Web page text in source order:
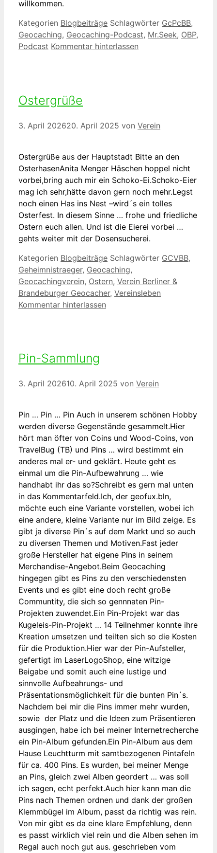
willkommen.
Kategorien Blogbeiträge Schlagwörter GcPcBB,
Geocaching, Geocaching-Podcast, Mr.Seek, OBP,
Podcast Kommentar hinterlassen
Ostergrüße
3. April 202620. April 2025 von Verein
Ostergrüße aus der Hauptstadt Bitte an den
OsterhasenAnita Menger Häschen hoppel nicht
vorbei,bring auch mir ein Schoko-Ei.Schoko-Eier
mag ich sehr,hätte davon gern noch mehr.Legst
noch einen Has ins Nest –wird´s ein tolles
Osterfest. In diesem Sinne … frohe und friedliche
Ostern euch allen. Und ist die Eierei vorbei …
gehts weiter mit der Dosensucherei.
Kategorien Blogbeiträge Schlagwörter GCVBB,
Geheimnistraeger, Geocaching,
Geocachingverein, Ostern, Verein Berliner &
Brandeburger Geocacher, Vereinsleben
Kommentar hinterlassen
Pin-Sammlung
3. April 202610. April 2025 von Verein
Pin … Pin … Pin Auch in unserem schönen Hobby
werden diverse Gegenstände gesammelt.Hier
hört man öfter von Coins und Wood-Coins, von
TravelBug (TB) und Pins … wird bestimmt ein
anderes mal er- und geklärt. Heute geht es
einmal um die Pin-Aufbewahrung … wie
handhabt ihr das so?Schreibt es gern mal unten
in das Kommentarfeld.Ich, der geofux.bln,
möchte euch eine Variante vorstellen, wobei ich
eine andere, kleine Variante nur im Bild zeige. Es
gibt ja diverse Pin´s auf dem Markt und so auch
zu diversen Themen und Motiven.Fast jeder
große Hersteller hat eigene Pins in seinem
Merchandise-Angebot.Beim Geocaching
hingegen gibt es Pins zu den verschiedensten
Events und es gibt eine doch recht große
Communtity, die sich so gennnaten Pin-
Projekten zuwendet.Ein Pin-Projekt war das
Kugeleis-Pin-Projekt … 14 Teilnehmer konnte ihre
Kreation umsetzen und teilten sich so die Kosten
für die Produktion.Hier war der Pin-Aufsteller,
gefertigt im LaserLogoShop, eine witzige
Beigabe und somit auch eine lustige und
sinnvolle Aufbeahrungs- und
Präsentationsmöglichkeit für die bunten Pin´s.
Nachdem bei mir die Pins immer mehr wurden,
sowie der Platz und die Ideen zum Präsentieren
ausgingen, habe ich bei meiner Internetrecherche
ein Pin-Album gefunden.Ein Pin-Album aus dem
Hause Leuchtturm mit samtbezogenen Pintafeln
für ca. 400 Pins. Es wurden, bei meiner Menge
an Pins, gleich zwei Alben geordert … was soll
ich sagen, echt perfekt.Auch hier kann man die
Pins nach Themen ordnen und dank der großen
Klemmbügel im Album, passt da richtig was rein.
Von mir gibt es da eine klare Empfehlung, denn
es passt wirklich viel rein und die Alben sehen im
Regal auch noch gut aus. geschrieben vom